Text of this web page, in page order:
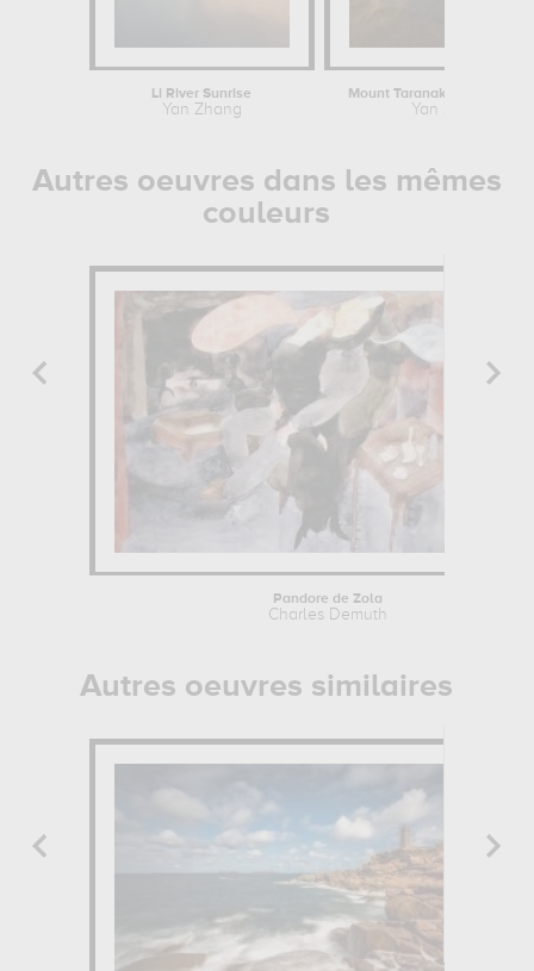
Li River Sunrise
Yan Zhang
Mount Taranaki : Winter
Yan Zhang
Autres oeuvres dans les mêmes
couleurs
Pandore de Zola
Charles Demuth
Autres oeuvres similaires